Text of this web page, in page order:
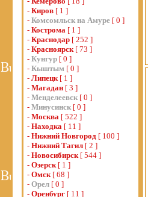
- Киров [ 1 ]
- Комсомльск на Амуре [ 0 ]
- Кострома [ 1 ]
- Краснодар [ 252 ]
- Красноярск[ 73 ]
- Кунгур [ 0 ]
- Кыштым [ 0 ]
- Липецк[ 1 ]
- Магадан [ 3 ]
- Менделеевск [ 0 ]
- Минусинск [ 0 ]
- Москва [ 522 ]
- Находка [ 11 ]
- Нижний Новгород [ 100 ]
- Нижний Тагил [ 2 ]
- Новосибирск[ 544 ]
- Озерск[ 1 ]
- Омск[ 68 ]
- Орел [ 0 ]
- Оренбург [ 11 ]